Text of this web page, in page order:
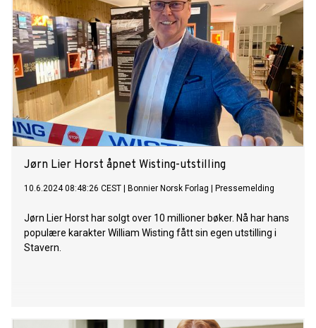
Jørn Lier Horst åpnet Wisting-utstilling
10.6.2024 08:48:26 CEST Bonnier Norsk Forlag Pressemelding
Jørn Lier Horst har solgt over 10 millioner bøker. Nå har hans
populære karakter William Wisting fått sin egen utstilling i
Stavern.